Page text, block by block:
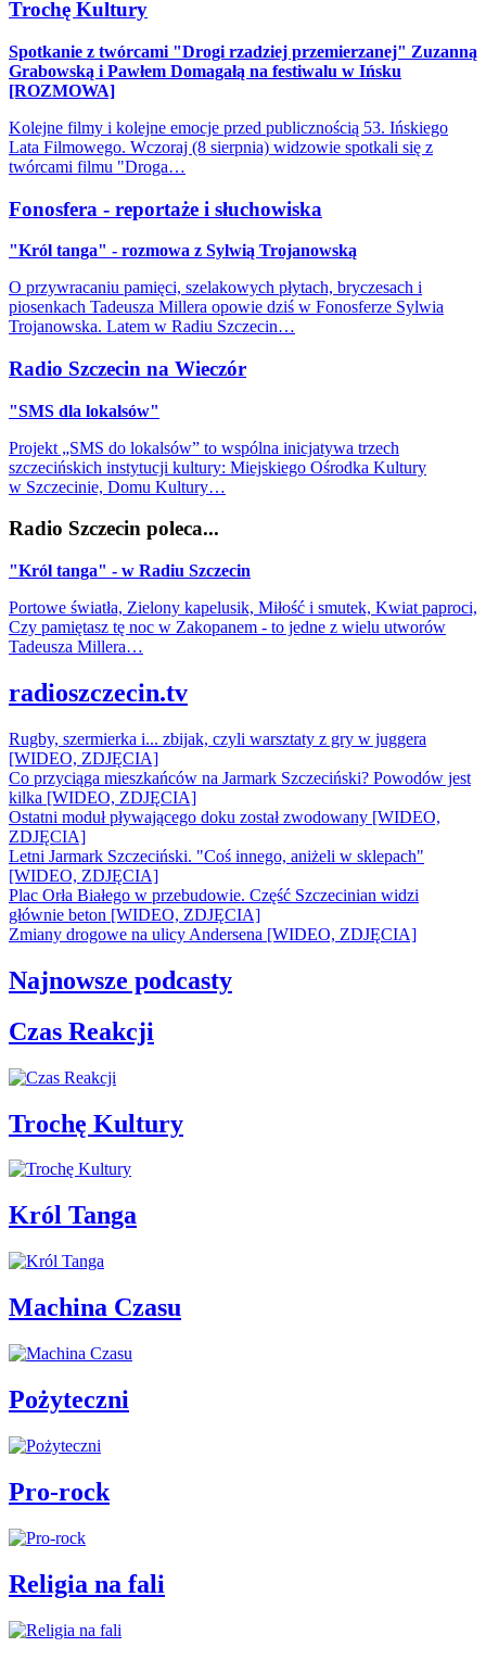
Trochę Kultury
Spotkanie z twórcami "Drogi rzadziej przemierzanej" Zuzanną
Grabowską i Pawłem Domagałą na festiwalu w Ińsku
[ROZMOWA]
Kolejne filmy i kolejne emocje przed publicznością 53. Ińskiego
Lata Filmowego. Wczoraj (8 sierpnia) widzowie spotkali się z
twórcami filmu "Droga…
Fonosfera - reportaże i słuchowiska
"Król tanga" - rozmowa z Sylwią Trojanowską
O przywracaniu pamięci, szelakowych płytach, bryczesach i
piosenkach Tadeusza Millera opowie dziś w Fonosferze Sylwia
Trojanowska. Latem w Radiu Szczecin…
Radio Szczecin na Wieczór
"SMS dla lokalsów"
Projekt „SMS do lokalsów” to wspólna inicjatywa trzech
szczecińskich instytucji kultury: Miejskiego Ośrodka Kultury
w Szczecinie, Domu Kultury…
Radio Szczecin poleca...
"Król tanga" - w Radiu Szczecin
Portowe światła, Zielony kapelusik, Miłość i smutek, Kwiat paproci,
Czy pamiętasz tę noc w Zakopanem - to jedne z wielu utworów
Tadeusza Millera…
radioszczecin.tv
Rugby, szermierka i... zbijak, czyli warsztaty z gry w juggera
[WIDEO, ZDJĘCIA]
Co przyciąga mieszkańców na Jarmark Szczeciński? Powodów jest
kilka [WIDEO, ZDJĘCIA]
Ostatni moduł pływającego doku został zwodowany [WIDEO,
ZDJĘCIA]
Letni Jarmark Szczeciński. "Coś innego, aniżeli w sklepach"
[WIDEO, ZDJĘCIA]
Plac Orła Białego w przebudowie. Część Szczecinian widzi
głównie beton [WIDEO, ZDJĘCIA]
Zmiany drogowe na ulicy Andersena [WIDEO, ZDJĘCIA]
Najnowsze podcasty
Czas Reakcji
Trochę Kultury
Król Tanga
Machina Czasu
Pożyteczni
Pro-rock
Religia na fali